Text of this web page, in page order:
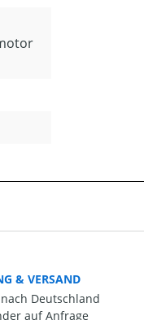
& VERSAND
Deutschland
auf Anfrage